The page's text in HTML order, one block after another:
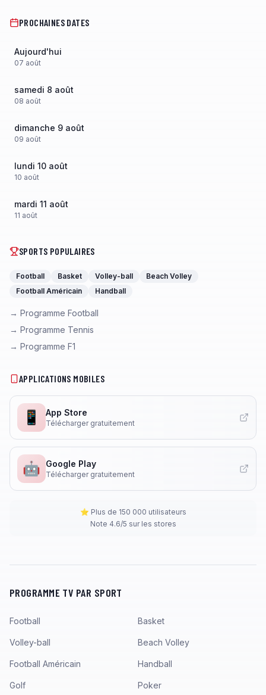
PROCHAINES DATES
Aujourd'hui
07 août
samedi 8 août
08 août
dimanche 9 août
09 août
lundi 10 août
10 août
mardi 11 août
11 août
SPORTS POPULAIRES
Football Basket Volley-ball
Beach Volley
Football Américain
Handball
→ Programme Football
→ Programme Tennis
→ Programme F1
APPLICATIONS MOBILES
📱 App Store
Télécharger gratuitement
🤖 Google Play
Télécharger gratuitement
⭐ Plus de 150 000 utilisateurs
Note 4.6/5 sur les stores
PROGRAMME TV PAR SPORT
Football Basket
Volley-ball Beach Volley
Football Américain Handball
Golf Poker